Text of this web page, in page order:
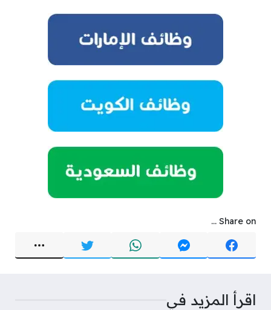
Share on ...
اقرأ المزيد في